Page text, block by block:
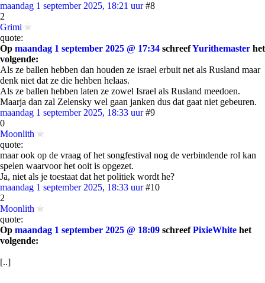
maandag 1 september 2025, 18:21 uur #8
2
Grimi
quote:
Op maandag 1 september 2025 @ 17:34 schreefYurithemaster het
volgende:
Als ze ballen hebben dan houden ze israel erbuit net als Rusland maar
denk niet dat ze die hehben helaas.
Als ze ballen hebben laten ze zowel Israel als Rusland meedoen.
Maarja dan zal Zelensky wel gaan janken dus dat gaat niet gebeuren.
maandag 1 september 2025, 18:33 uur #9
0
Moonlith
quote:
maar ook op de vraag of het songfestival nog de verbindende rol kan
spelen waarvoor het ooit is opgezet.
Ja, niet als je toestaat dat het politiek wordt he?
maandag 1 september 2025, 18:33 uur #10
2
Moonlith
quote:
Op maandag 1 september 2025 @ 18:09 schreefPixieWhite het
volgende:
[..]